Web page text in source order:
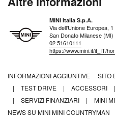
MINI Italia S.p.A.
Via dell'Unione Europea, 1
San Donato Milanese (MI)
02 51610111
https://www.mini.it/it_IT/
INFORMAZIONI AGGIUNTIVE SITO
|
TEST DRIVE | ACCESSORI |
|
SERVIZI FINANZIARI | MINI
NEWS SU MINI MINI COUNTRYMAN